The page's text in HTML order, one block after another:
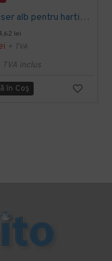
Dispenser alb pentru hartie igienica pliata, bulk, Tork
lei
+ TVA
TVA inclus
în Coş